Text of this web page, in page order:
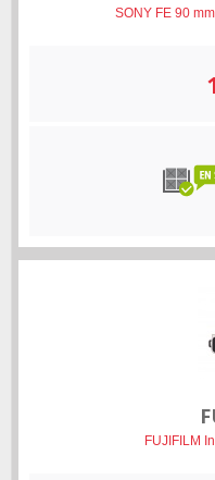
SONY FE 90
FUJIFILM